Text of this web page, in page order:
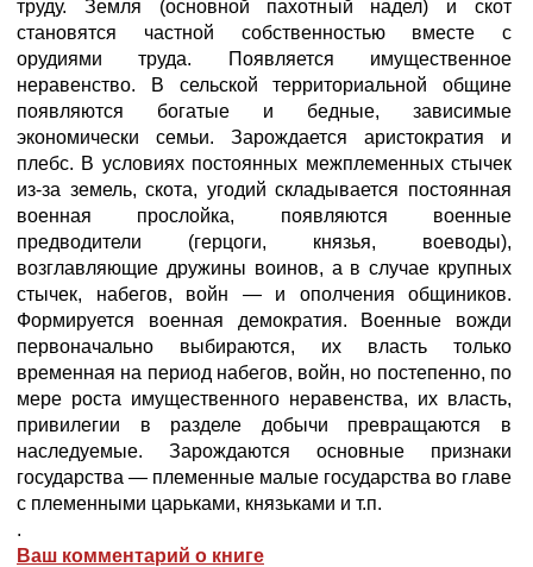
труду. Земля (основной пахотный надел) и скот
становятся частной собственностью вместе с
орудиями труда. Появляется имущественное
неравенство. В сельской территориальной общине
появляются богатые и бедные, зависимые
экономически семьи. Зарождается аристократия и
плебс. В условиях постоянных межплеменных стычек
из-за земель, скота, угодий складывается постоянная
военная прослойка, появляются военные
предводители (герцоги, князья, воеводы),
возглавляющие дружины воинов, а в случае крупных
стычек, набегов, войн — и ополчения общиников.
Формируется военная демократия. Военные вожди
первоначально выбираются, их власть только
временная на период набегов, войн, но постепенно, по
мере роста имущественного неравенства, их власть,
привилегии в разделе добычи превращаются в
наследуемые. Зарождаются основные признаки
государства — племенные малые государства во главе
с племенными царьками, князьками и т.п.
.
Ваш комментарий о книге